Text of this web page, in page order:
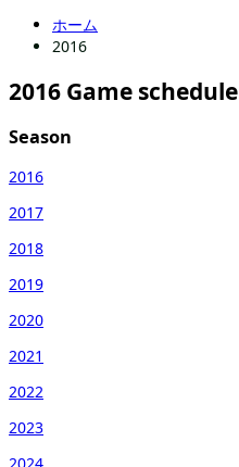
ホーム
2016
2016 Game schedule
Season
2016
2017
2018
2019
2020
2021
2022
2023